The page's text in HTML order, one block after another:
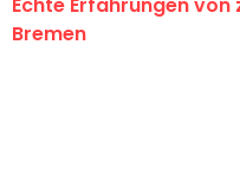
Bremen